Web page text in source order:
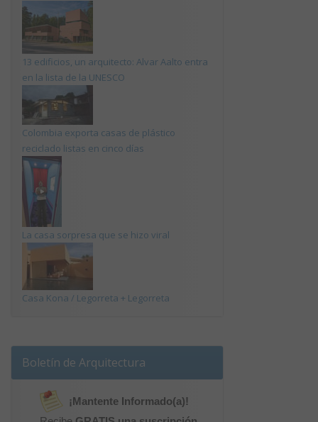
13 edificios, un arquitecto: Alvar Aalto entra
en la lista de la UNESCO
Colombia exporta casas de plástico
reciclado listas en cinco días
La casa sorpresa que se hizo viral
Casa Kona / Legorreta + Legorreta
Boletín de Arquitectura
¡Mantente Informado(a)!